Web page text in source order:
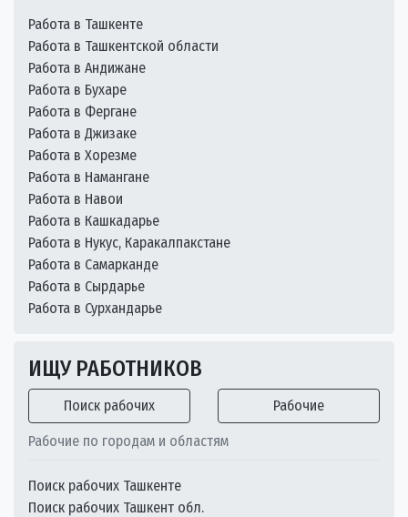
Работа в Ташкенте
Работа в Ташкентской области
Работа в Андижане
Работа в Бухаре
Работа в Фергане
Работа в Джизаке
Работа в Хорезме
Работа в Намангане
Работа в Навои
Работа в Кашкадарье
Работа в Нукус, Каракалпакстане
Работа в Самарканде
Работа в Сырдарье
Работа в Сурхандарье
ИЩУ РАБОТНИКОВ
Поиск рабочих Рабочие
Рабочие по городам и областям
Поиск рабочих Ташкенте
Поиск рабочих Ташкент обл.